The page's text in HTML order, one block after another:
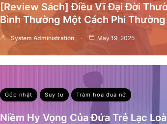
[Review Sách] Điều Vĩ Đại Đời
Bình Thường Một Cách Phi Thường
System Administration May 19, 2025
Góp nhặt Suy tư Trăm hoa đua nở
Niềm Hy Vọng Của Đứa Trẻ Lạc